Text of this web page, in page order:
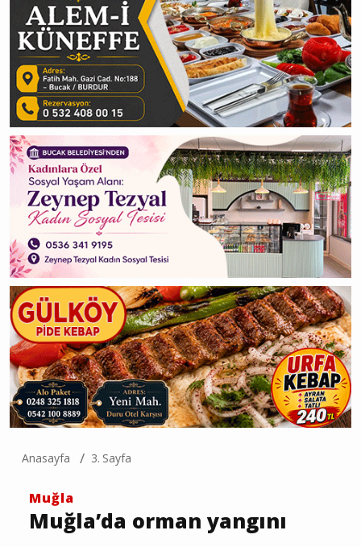
Anasayfa 3. Sayfa
Muğla
Muğla’da orman yangını